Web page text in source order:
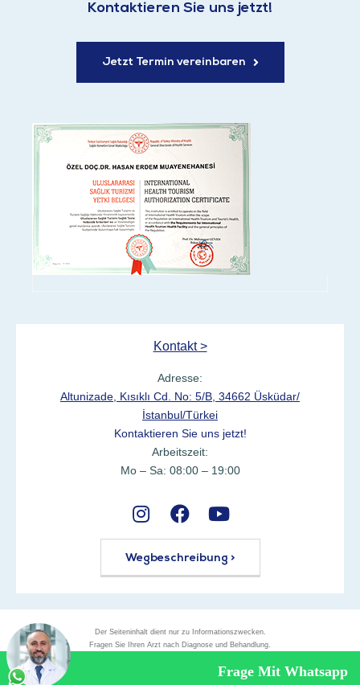
Frage Mit Whatsapp
Kontaktieren Sie uns jetzt!
Jetzt Termin vereinbaren
Kontakt >
Adresse:
Altunizade, Kısıklı Cd. No: 5/B, 34662 Üsküdar/
İstanbul/Türkei
Kontaktieren Sie uns jetzt!
Arbeitszeit:
Mo – Sa: 08:00 – 19:00
Wegbeschreibung >
Der Seiteninhalt dient nur zu Informationszwecken.
Fragen Sie Ihren Arzt nach Diagnose und Behandlung.